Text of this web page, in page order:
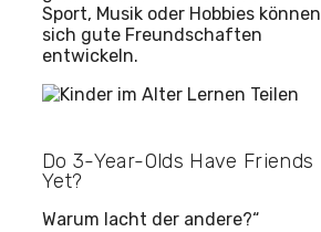
Sport, Musik oder Hobbies können
sich gute Freundschaften
entwickeln.
Do 3-Year-Olds Have Friends
Yet?
Warum lacht der andere?“